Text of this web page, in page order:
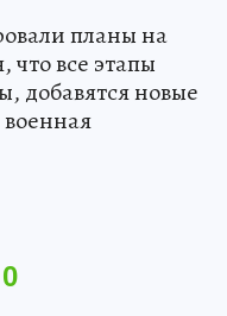
планы на
все этапы
добавятся новые
0